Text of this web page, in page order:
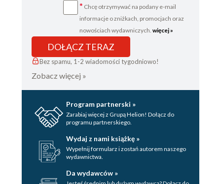
* Chcę otrzymywać na podany e-mail
informacje o zniżkach, promocjach oraz
nowościach wydawniczych. więcej »
DOŁĄCZ TERAZ
Bez spamu, 1-2 wiadomości tygodniowo!
Zobacz więcej »
Program partnerski »
Zarabiaj więcej z Grupą Helion! Dołącz do
programu partnerskiego.
Wydaj z nami książkę »
Wypełnij formularz i zostań autorem naszego
wydawnictwa.
Da wydawców »